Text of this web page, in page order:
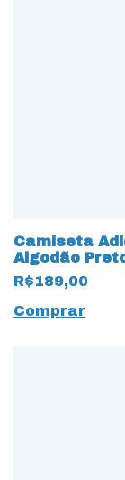
Camiseta
Algodão
R$189,00
Comprar